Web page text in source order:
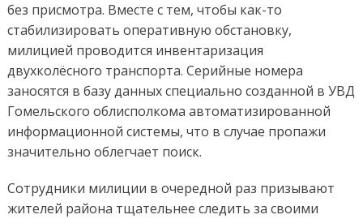
без присмотра. Вместе с тем, чтобы как-то
стабилизировать оперативную обстановку,
милицией проводится инвентаризация
двухколёсного транспорта. Серийные номера
заносятся в базу данных специально созданной в УВД
Гомельского облисполкома автоматизированной
информационной системы, что в случае пропажи
значительно облегчает поиск.
Сотрудники милиции в очередной раз призывают
жителей района тщательнее следить за своими